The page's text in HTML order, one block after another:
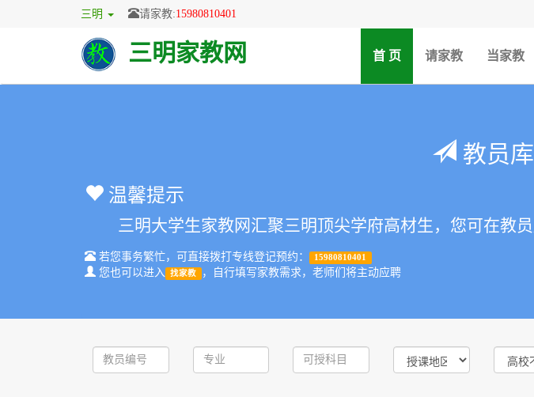
三明 请家教:15980810401
三明家教网 首 页(current)
请家教 当家教
教员库
温馨提示
三明大学生家教网汇聚三明顶尖学府高材生，您可在教员
若您事务繁忙，可直接拨打专线登记预约： 15980810401
您也可以进入 找家教 ，自行填写家教需求，老师们将主动应聘